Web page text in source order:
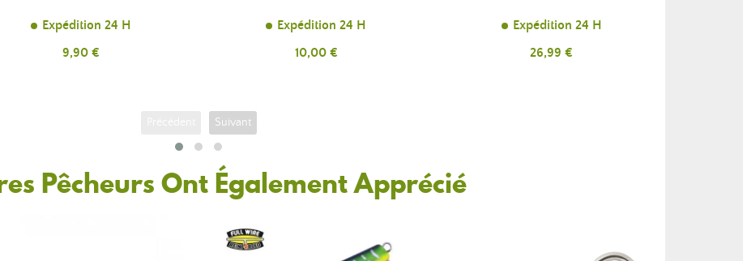
Expédition 24 H
Prix
9,90 €
Expédition 24 H
Prix
10,00 €
Expédition 24 H
Prix
26,99 €
Suivant
Pêcheurs Ont Également Apprécié